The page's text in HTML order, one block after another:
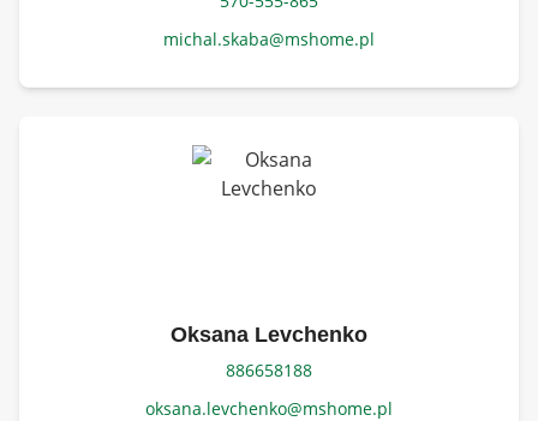
przybliżoną wartość rynkową nieruchomości.
michal.skaba@mshome.pl
Oksana Levchenko
886658188
oksana.levchenko@mshome.pl